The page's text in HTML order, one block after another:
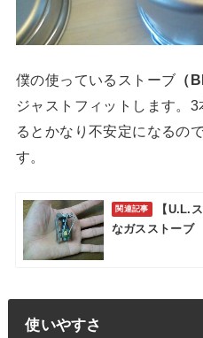
僕の使っているストーブ （
ジャストフィットします。
るとかなり不安定になるの
す。
【U.L.
なガスストーブ
使いやすさ